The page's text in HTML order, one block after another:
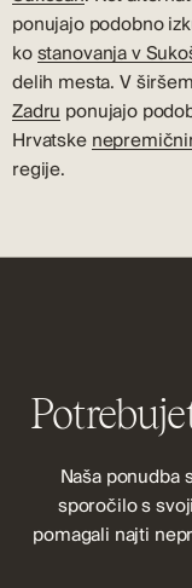
ponujajo podobno
kostanovanja v
delih mesta. V
Zadru ponujajo
Hrvatske
regije.
Naša ponudba
sporočilo s
pomagali najti